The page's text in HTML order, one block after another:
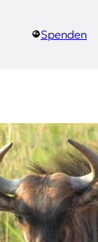
Spenden